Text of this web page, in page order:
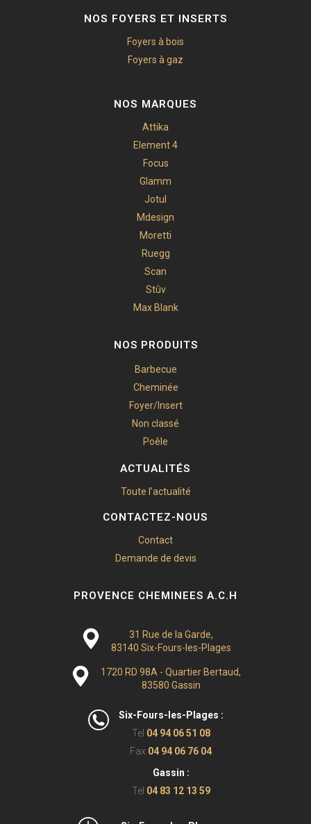
NOS FOYERS ET INSERTS
Foyers à bois
Foyers à gaz
NOS MARQUES
Attika
Element 4
Focus
Glamm
Jotul
Mdesign
Moretti
Ruegg
Scan
Stûv
Max Blank
NOS PRODUITS
Barbecue
Cheminée
Foyer/Insert
Non classé
Poêle
ACTUALITÉS
Toute l’actualité
CONTACTEZ-NOUS
Contact
Demande de devis
PROVENCE CHEMINEES A.C.H
31 Rue de la Garde,
83140 Six-Fours-les-Plages
1720 RD 98A - Quartier Bertaud,
83580 Gassin
Six-Fours-les-Plages :
Tel 04 94 06 51 08
Fax 04 94 06 76 04
Gassin :
Tel 04 83 12 13 59